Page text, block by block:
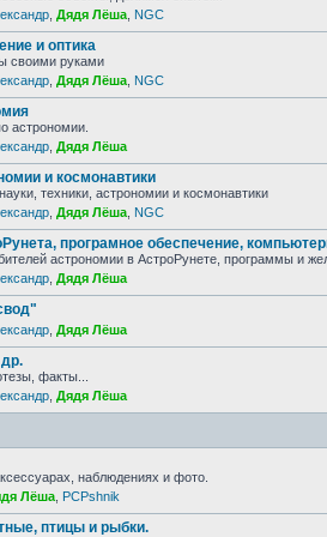
Дядя Лёша NGC
и оптика
своими руками
Дядя Лёша NGC
астрономии.
Дядя Лёша
и космонавтики
техники, астрономии и космонавтики
Дядя Лёша NGC
програмное обеспечение,
астрономии в АстроРунете, программы и
Дядя Лёша
Дядя Лёша
факты...
Дядя Лёша
наблюдениях и фото.
Лёша PCPshnik
птицы и рыбки.